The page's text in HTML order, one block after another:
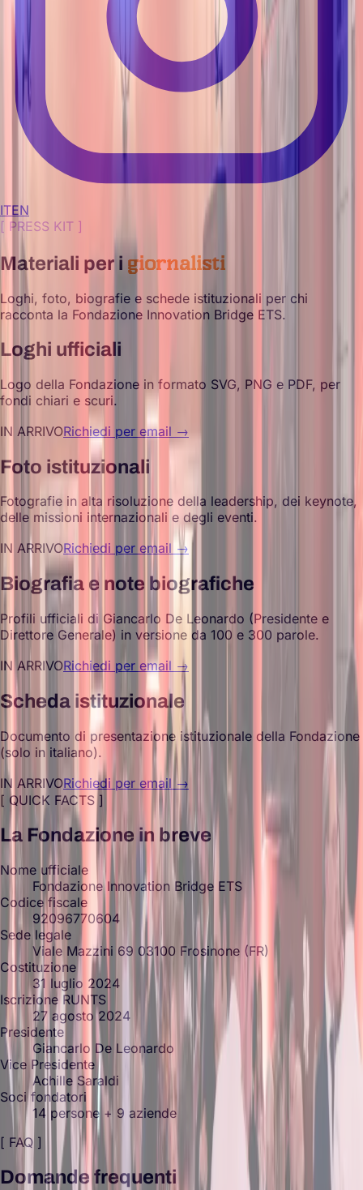
ITEN
[ PRESS KIT ]
Materiali per i giornalisti
Loghi, foto, biografie e schede istituzionali per chi
racconta la Fondazione Innovation Bridge ETS.
Loghi ufficiali
Logo della Fondazione in formato SVG, PNG e PDF, per
fondi chiari e scuri.
IN ARRIVORichiedi per email →
Foto istituzionali
Fotografie in alta risoluzione della leadership, dei keynote,
delle missioni internazionali e degli eventi.
IN ARRIVORichiedi per email →
Biografia e note biografiche
Profili ufficiali di Giancarlo De Leonardo (Presidente e
Direttore Generale) in versione da 100 e 300 parole.
IN ARRIVORichiedi per email →
Scheda istituzionale
Documento di presentazione istituzionale della Fondazione
(solo in italiano).
IN ARRIVORichiedi per email →
[ QUICK FACTS ]
La Fondazione in breve
Nome ufficiale
Fondazione Innovation Bridge ETS
Codice fiscale
92096770604
Sede legale
Viale Mazzini 69 03100 Frosinone (FR)
Costituzione
31 luglio 2024
Iscrizione RUNTS
27 agosto 2024
Presidente
Giancarlo De Leonardo
Vice Presidente
Achille Saraldi
Soci fondatori
14 persone + 9 aziende
[ FAQ ]
Domande frequenti